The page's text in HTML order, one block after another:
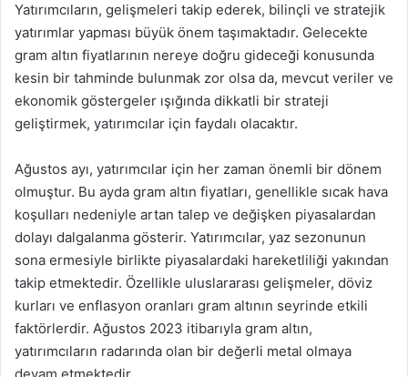
Yatırımcıların, gelişmeleri takip ederek, bilinçli ve stratejik
yatırımlar yapması büyük önem taşımaktadır. Gelecekte
gram altın fiyatlarının nereye doğru gideceği konusunda
kesin bir tahminde bulunmak zor olsa da, mevcut veriler ve
ekonomik göstergeler ışığında dikkatli bir strateji
geliştirmek, yatırımcılar için faydalı olacaktır.
Ağustos ayı, yatırımcılar için her zaman önemli bir dönem
olmuştur. Bu ayda gram altın fiyatları, genellikle sıcak hava
koşulları nedeniyle artan talep ve değişken piyasalardan
dolayı dalgalanma gösterir. Yatırımcılar, yaz sezonunun
sona ermesiyle birlikte piyasalardaki hareketliliği yakından
takip etmektedir. Özellikle uluslararası gelişmeler, döviz
kurları ve enflasyon oranları gram altının seyrinde etkili
faktörlerdir. Ağustos 2023 itibarıyla gram altın,
yatırımcıların radarında olan bir değerli metal olmaya